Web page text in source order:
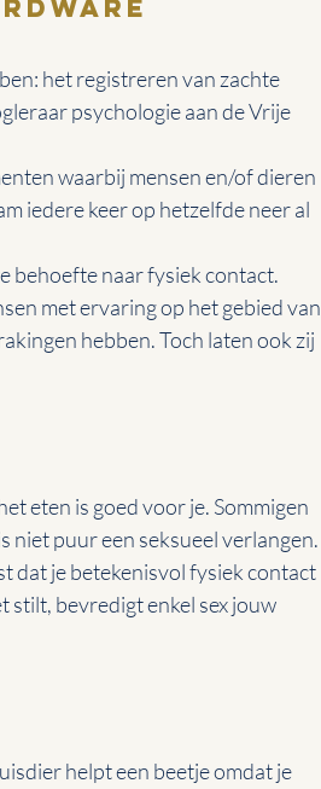
het registreren van zachte
psychologie aan de Vrije
waarbij mensen en/of dieren
iedere keer op hetzelfde neer al
behoefte naar fysiek contact.
met ervaring op het gebied van
hebben. Toch laten ook zij
eten is goed voor je. Sommigen
niet puur een seksueel verlangen.
dat je betekenisvol fysiek contact
stilt, bevredigt enkel sex jouw
helpt een beetje omdat je